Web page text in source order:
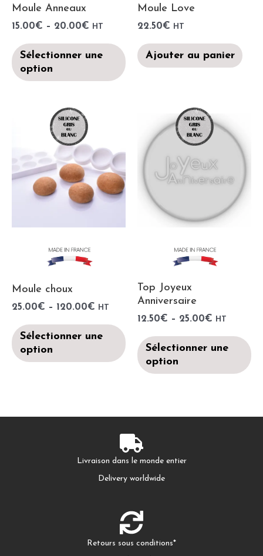
Moule Anneaux
15.00€ – 20.00€ HT
Sélectionner une
option
Moule Love
22.50€ HT
Ajouter au panier
Moule choux
25.00€ – 120.00€ HT
Sélectionner une
option
Top Joyeux
Anniversaire
12.50€ – 25.00€ HT
Sélectionner une
option
Livraison dans le monde entier
Delivery worldwide
Retours sous conditions*